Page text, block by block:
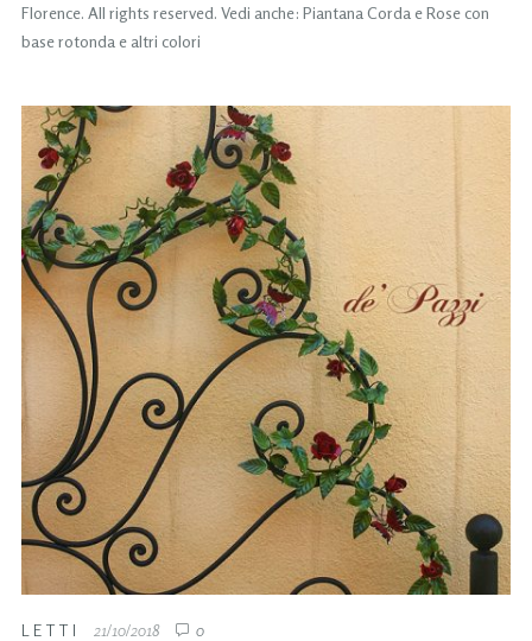
Florence. All rights reserved. Vedi anche: Piantana Corda e Rose con
base rotonda e altri colori
LETTI 21/10/2018 0